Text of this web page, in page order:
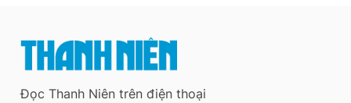
Đọc Thanh Niên trên điện thoại